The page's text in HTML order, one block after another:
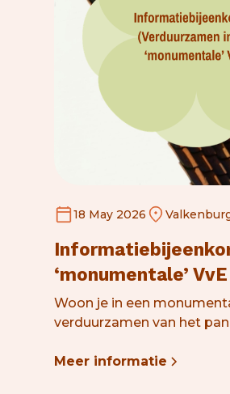
18 May 2026
‘monumentale’ VvE
Woon je in een
verduurzamen van het
Meer informatie